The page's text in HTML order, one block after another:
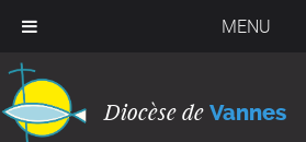
MENU
Diocèse de Vannes